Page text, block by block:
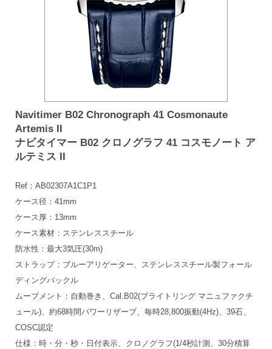
Navitimer B02 Chronograph 41 Cosmonaute
Artemis II
ナビタイマー B02 クロノグラフ 41 コスモノート ア
ルテミス II
Ref：AB02307A1C1P1
ケース径：41mm
ケース厚：13mm
ケース素材：ステンレススチール
防水性：最大3気圧(30m)
ストラップ：ブルーアリゲーター、ステンレススチール製フォール
ディングバックル
ムーブメント：自動巻き、Cal.B02(ブライトリング マニュファクチ
ュール)、約68時間パワーリザーブ、毎時28,800振動(4Hz)、39石、
COSC認定
仕様：時・分・秒・日付表示、クロノグラフ(1/4秒計測、30分積算